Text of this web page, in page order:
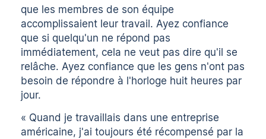
que les membres de son équipe
accomplissaient leur travail. Ayez confiance
que si quelqu'un ne répond pas
immédiatement, cela ne veut pas dire qu'il se
relâche. Ayez confiance que les gens n'ont pas
besoin de répondre à l'horloge huit heures par
jour.
« Quand je travaillais dans une entreprise
américaine, j'ai toujours été récompensé par la